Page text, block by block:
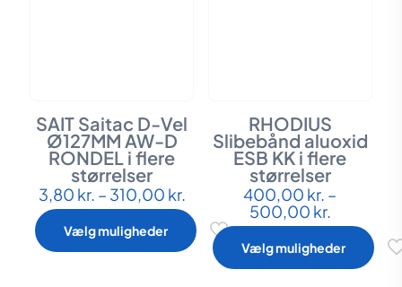
SAIT Saitac D-Vel
Ø127MM AW-D
RONDEL i flere
størrelser
Dette
vare
har
3,80 kr. – 310,00 kr. Prisinterval:
3,80 kr.
til
310,00 kr.
Vælg muligheder
RHODIUS
Slibebånd aluoxid
ESB KK i flere
størrelser
Dette
vare
har
flere
400,00 kr. –
500,00 kr.
400,00
til
500,00
Vælg muligheder